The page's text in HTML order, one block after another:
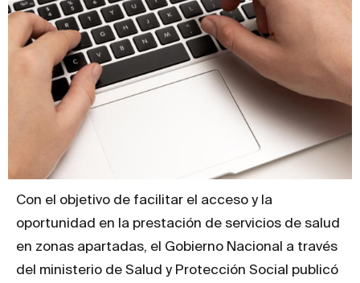
Con el objetivo de facilitar el acceso y la
oportunidad en la prestación de servicios de salud
en zonas apartadas, el Gobierno Nacional a través
del ministerio de Salud y Protección Social publicó